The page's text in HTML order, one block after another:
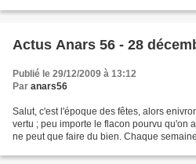
Actus Anars 56 - 28
Publié le 29/12/2009 à 13:12
Par anars56
Salut, c'est l'époque des fêtes, alors
vertu ; peu importe le flacon pourvu qu'on
ne peut que faire du bien. Chaque